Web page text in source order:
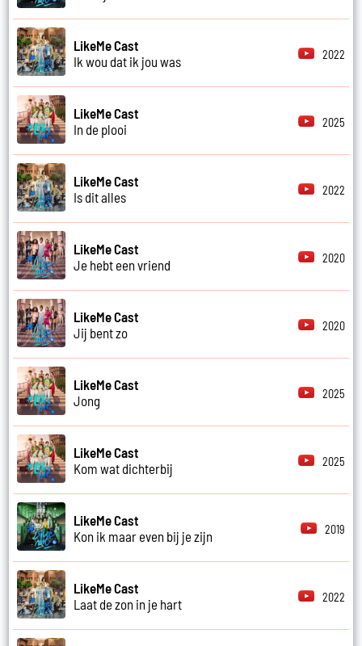
LikeMe Cast
Ik wou dat ik jou was
2022
LikeMe Cast
In de plooi
2025
LikeMe Cast
Is dit alles
2022
LikeMe Cast
Je hebt een vriend
2020
LikeMe Cast
Jij bent zo
2020
LikeMe Cast
Jong
2025
LikeMe Cast
Kom wat dichterbij
2025
LikeMe Cast
Kon ik maar even bij je zijn
2019
LikeMe Cast
Laat de zon in je hart
2022